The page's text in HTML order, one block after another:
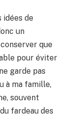
idées de
un
que
pour éviter
garde pas
à ma famille,
souvent
fardeau des